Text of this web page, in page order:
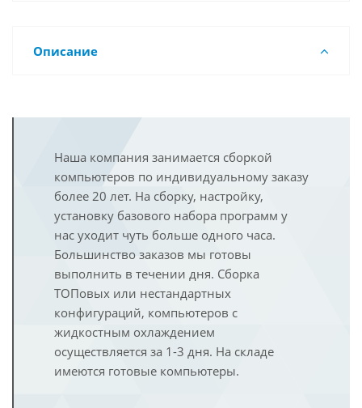
Описание
Наша компания занимается сборкой
компьютеров по индивидуальному заказу
более 20 лет. На сборку, настройку,
установку базового набора программ у
нас уходит чуть больше одного часа.
Большинство заказов мы готовы
выполнить в течении дня. Сборка
ТОПовых или нестандартных
конфигураций, компьютеров с
жидкостным охлаждением
осуществляется за 1-3 дня. На складе
имеются готовые компьютеры.